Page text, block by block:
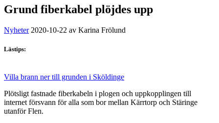
Grund fiberkabel plöjdes upp
Nyheter 2020-10-22 av Karina Frölund
Lästips:
Villa brann ner till grunden i Sköldinge
Plötsligt fastnade fiberkabeln i plogen och uppkopplingen till
internet försvann för alla som bor mellan Kärrtorp och Stäringe
utanför Flen.